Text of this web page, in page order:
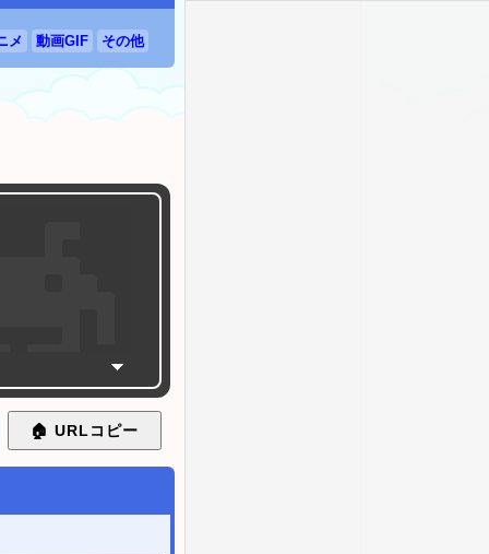
メ 動画GIF その他
🏠 URL コピー